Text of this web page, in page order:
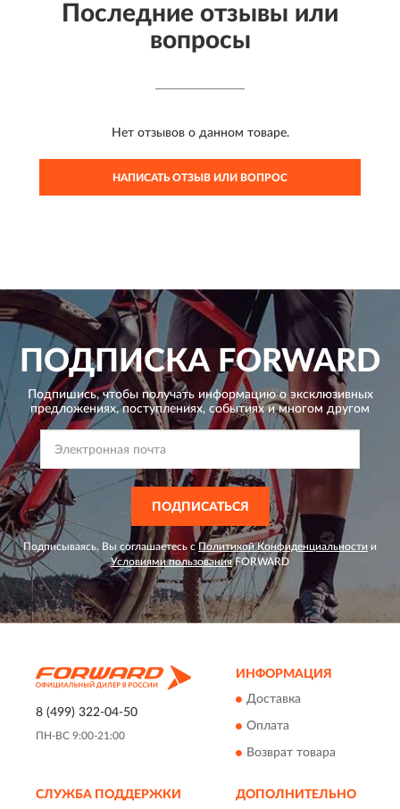
Последние отзывы или
вопросы
Нет отзывов о данном товаре.
НАПИСАТЬ ОТЗЫВ ИЛИ ВОПРОС
ПОДПИСКАFORWARD
Подпишись, чтобы получать информацию о эксклюзивных
предложениях,поступлениях, событиях и многом другом
ПОДПИСАТЬСЯ
Подписываясь, Вы соглашаетесь с Политикой Конфиденциальности и
Условиями пользованияFORWARD
8 (499) 322-04-50
ПН-ВС 9:00-21:00
ИНФОРМАЦИЯ
Доставка
Оплата
Возврат товара
СЛУЖБА ПОДДЕРЖКИ ДОПОЛНИТЕЛЬНО